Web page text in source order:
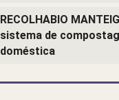
RECOLHABIO
sistema de
doméstica